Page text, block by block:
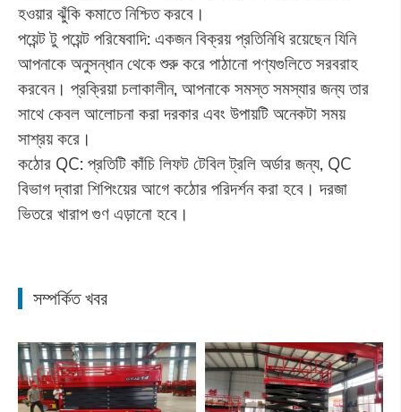
হওয়ার ঝুঁকি কমাতে নিশ্চিত করবে।
পয়েন্ট টু পয়েন্ট পরিষেবাদি: একজন বিক্রয় প্রতিনিধি রয়েছেন যিনি
আপনাকে অনুসন্ধান থেকে শুরু করে পাঠানো পণ্যগুলিতে সরবরাহ
করবেন। প্রক্রিয়া চলাকালীন, আপনাকে সমস্ত সমস্যার জন্য তার
সাথে কেবল আলোচনা করা দরকার এবং উপায়টি অনেকটা সময়
সাশ্রয় করে।
কঠোর QC: প্রতিটি কাঁচি লিফট টেবিল ট্রলি অর্ডার জন্য, QC
বিভাগ দ্বারা শিপিংয়ের আগে কঠোর পরিদর্শন করা হবে। দরজা
ভিতরে খারাপ গুণ এড়ানো হবে।
সম্পর্কিত খবর